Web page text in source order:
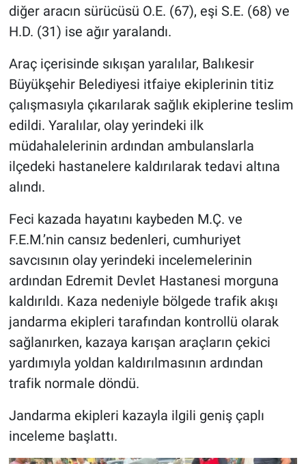
diğer aracın sürücüsü O.E. (67), eşi S.E. (68) ve
H.D. (31) ise ağır yaralandı.
Araç içerisinde sıkışan yaralılar, Balıkesir
Büyükşehir Belediyesi itfaiye ekiplerinin titiz
çalışmasıyla çıkarılarak sağlık ekiplerine teslim
edildi. Yaralılar, olay yerindeki ilk
müdahalelerinin ardından ambulanslarla
ilçedeki hastanelere kaldırılarak tedavi altına
alındı.
Feci kazada hayatını kaybeden M.Ç. ve
F.E.M.’nin cansız bedenleri, cumhuriyet
savcısının olay yerindeki incelemelerinin
ardından Edremit Devlet Hastanesi morguna
kaldırıldı. Kaza nedeniyle bölgede trafik akışı
jandarma ekipleri tarafından kontrollü olarak
sağlanırken, kazaya karışan araçların çekici
yardımıyla yoldan kaldırılmasının ardından
trafik normale döndü.
Jandarma ekipleri kazayla ilgili geniş çaplı
inceleme başlattı.